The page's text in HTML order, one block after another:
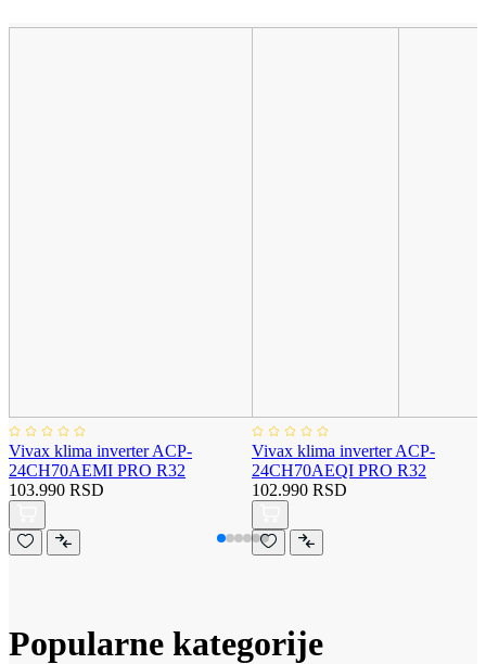
Vivax klima inverter ACP-
24CH70AEMI PRO R32
103.990 RSD
Vivax klima inverter ACP-
24CH70AEQI PRO R32
102.990 RSD
Popularne kategorije